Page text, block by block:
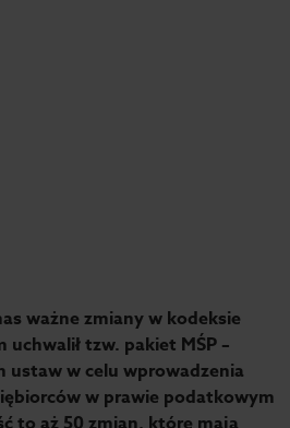
ważne zmiany w kodeksie
tzw. pakiet MŚP –
ustaw w celu wprowadzenia
w prawie podatkowym